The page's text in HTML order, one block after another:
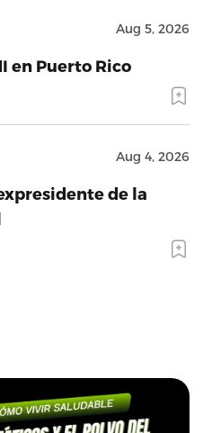
Aug 5, 2026
en Puerto Rico
Aug 4, 2026
de la